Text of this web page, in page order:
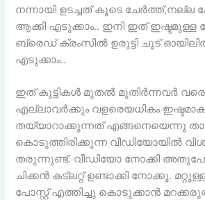
നന്നായി ഉടച്ചത് കൂടെ ചേർത്ത്,നല്ല
ആക്കി എടുക്കാം.. ഇനി ഇത്‌ ഇഷ്ടമുള്ള
ബ്രെഡ് ക്രംസിൽ ഉരുട്ടി ചൂട്
എടുക്കാം..
ഇത് കുട്ടികൾ മുതൽ മുതിർന്നവർ
എല്ലാവർക്കും വളരെയധികം
തയ്യാറാക്കുന്നത് എങ്ങനെയെന്നു
കൊടുത്തിരിക്കുന്ന വീഡിയോയില്‍
തരുന്നുണ്ട്. വീഡിയോ നോക്കി
ചിക്കൻ കട്ലറ്റ് ഉണ്ടാക്കി നോക്കൂ.
പോസ്റ്റ്‌ എത്തിച്ചു കൊടുക്കാൻ